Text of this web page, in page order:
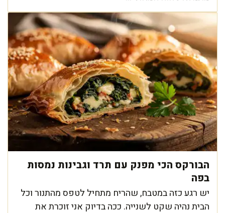
הבורקס הכי מפנק עם תרד וגבינות נמסות
בפה
יש רגע כזה במטבח, שהריח מתחיל לטפס מהתנור וכל
הבית נהיה שקט לשנייה. ככה בדיוק אני זוכרת את